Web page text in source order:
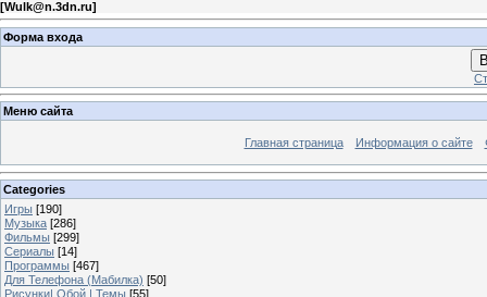
[Wulk@n.3dn.ru]
Форма входа
Меню сайта
Главная страница Информация о сайте
Categories
Игры [190]
Музыка [286]
Фильмы [299]
Сериалы [14]
Программы [467]
Для Телефона (Мабилка) [50]
Рисунки| Обой | Темы [55]